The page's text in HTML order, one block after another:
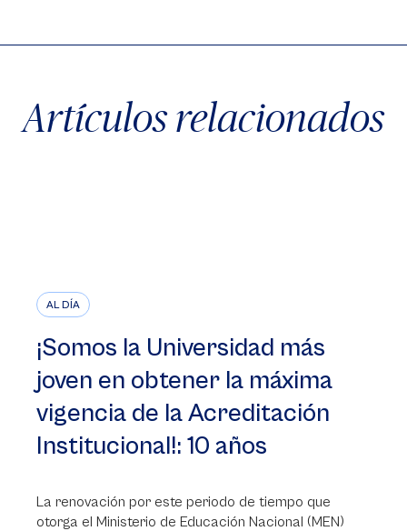
Artículos relacionados
AL DÍA
¡Somos la Universidad más
joven en obtener la máxima
vigencia de la Acreditación
Institucional!: 10 años
La renovación por este periodo de tiempo que
otorga el Ministerio de Educación Nacional (MEN)